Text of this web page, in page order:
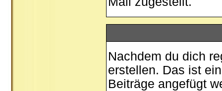
Nachdem du dich
erstellen. Das ist
Beiträge angefügt